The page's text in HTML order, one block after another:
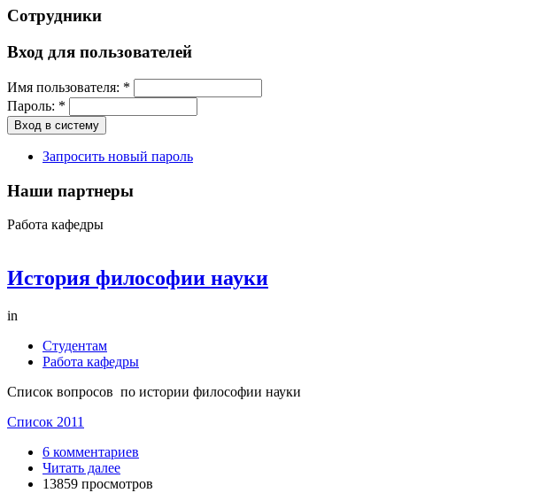
Сотрудники
Вход для пользователей
Имя пользователя: *
Пароль: *
Запросить новый пароль
Наши партнеры
Работа кафедры
История философии науки
in
Студентам
Работа кафедры
Список вопросов по истории философии науки
Список 2011
6 комментариев
Читать далее
13859 просмотров